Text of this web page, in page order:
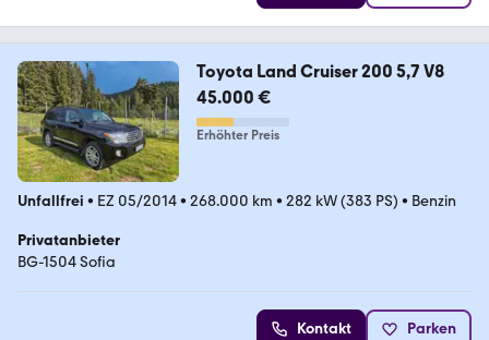
Toyota Land Cruiser 200 5,7 V8
45.000 €
Erhöhter Preis
Unfallfrei • EZ 05/2014• 268.000 km • 282 kW (383 PS) • Benzin
Privatanbieter
BG-1504 Sofia
Kontakt Parken